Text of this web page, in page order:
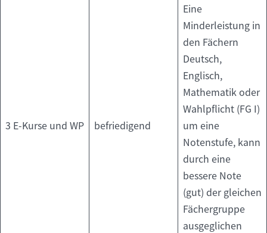
3 E-Kurse und WP befriedigend
Eine
Minderleistung in
den Fächern
Deutsch,
Englisch,
Mathematik oder
Wahlpflicht (FG I)
um eine
Notenstufe, kann
durch eine
bessere Note
(gut) der gleichen
Fächergruppe
ausgeglichen